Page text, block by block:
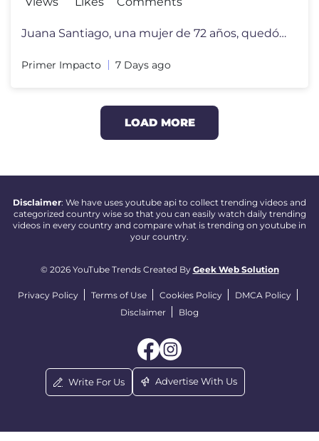
Juana Santiago, una mujer de 72 años, quedó desamparada después de
Primer Impacto 7 Days ago
LOAD MORE
Disclaimer: We have uses youtube api to collect trending videos and
categorized country wise so that you can easily watch daily trending
videos in every country and compare what is trending on youtube in
your country.
© 2026 YouTube Trends Created By Geek Web Solution
Privacy Policy Terms of Use Cookies Policy
DMCA Policy
Disclaimer
Blog
Write For Us Advertise With Us